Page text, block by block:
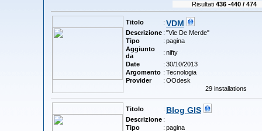
Risultati436 -440 / 474
Titolo : VDM
Descrizione : "Vie De Merde"
Tipo
: pagina
Aggiunto
da
: nifty
Date
: 30/10/2013
Argomento : Tecnologia
Provider
: OOdesk
29 installations
Titolo : Blog GIS
Descrizione :
Tipo
: pagina